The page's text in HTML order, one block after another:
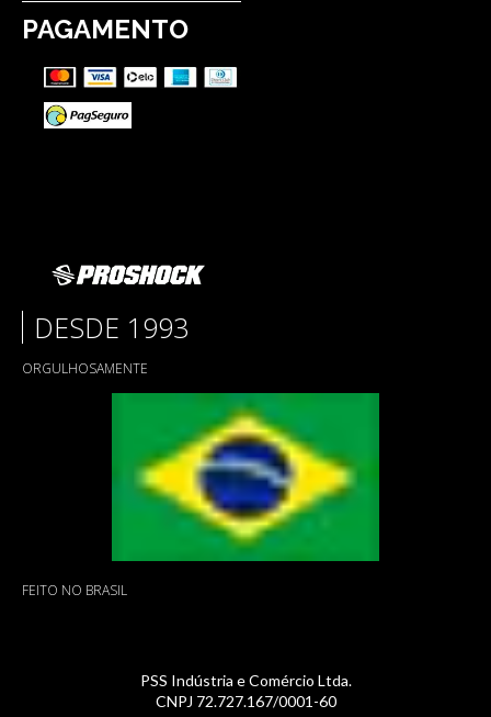
PAGAMENTO
DESDE 1993
ORGULHOSAMENTE
FEITO NO BRASIL
PSS Indústria e Comércio Ltda.
CNPJ 72.727.167/0001-60